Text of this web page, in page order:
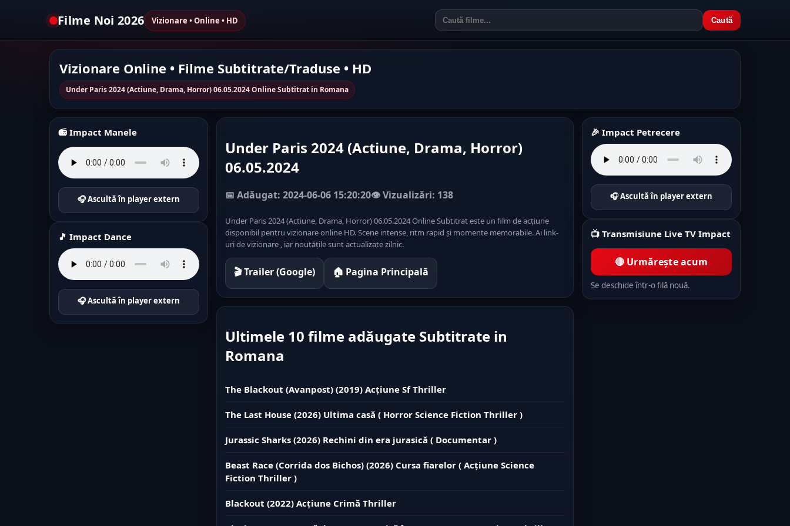
Filme Noi 2026 Vizionare • Online • HD Caută
Vizionare Online • Filme Subtitrate/Traduse • HD
Under Paris 2024 (Actiune, Drama, Horror) 06.05.2024 Online Subtitrat in Romana
📻 Impact Manele
🎧 Ascultă în player extern
🎵 Impact Dance
🎧 Ascultă în player extern
Under Paris 2024 (Actiune, Drama, Horror)
06.05.2024
📅 Adăugat: 2024-06-06 15:20:20👁️ Vizualizări: 138
Under Paris 2024 (Actiune, Drama, Horror) 06.05.2024 Online Subtitrat este un film de acțiune
disponibil pentru vizionare online HD. Scene intense, ritm rapid și momente memorabile. Ai link-
uri de vizionare , iar noutățile sunt actualizate zilnic.
🎬 Trailer (Google) 🏠 Pagina Principală
Ultimele 10 filme adăugate Subtitrate in
Romana
The Blackout (Avanpost) (2019) Acțiune Sf Thriller
The Last House (2026) Ultima casă ( Horror Science Fiction Thriller )
Jurassic Sharks (2026) Rechini din era jurasică ( Documentar )
Beast Race (Corrida dos Bichos) (2026) Cursa fiarelor ( Acțiune Science
Fiction Thriller )
Blackout (2022) Acțiune Crimă Thriller
🎉 Impact Petrecere
🎧 Ascultă în player extern
📺 Transmisiune Live TV Impact
🔴 Urmărește acum
Se deschide într-o filă nouă.